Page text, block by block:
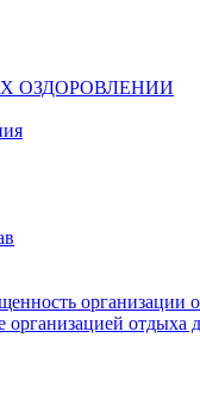
ОЗДОРОВЛЕНИИ
организации
отдыха